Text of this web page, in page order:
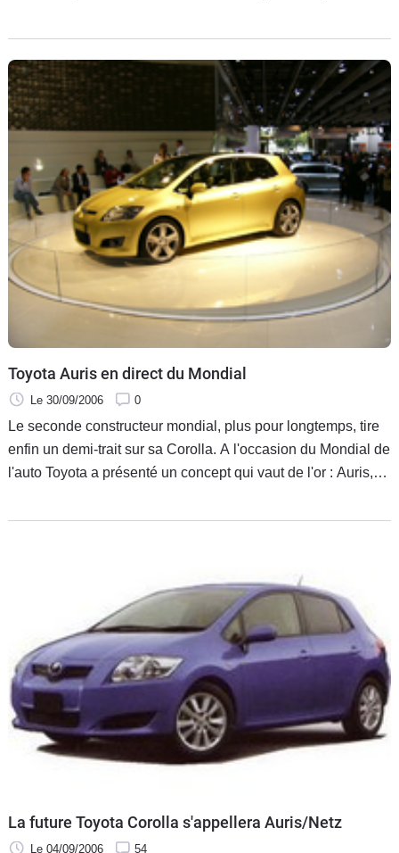
constructeur
Toyota Auris en direct du Mondial
Le 30/09/2006 0
Le seconde constructeur mondial, plus pour longtemps, tire
enfin un demi-trait sur sa Corolla. A l'occasion du Mondial de
l'auto Toyota a présenté un concept qui vaut de l'or : Auris,
La future Toyota Corolla s'appellera Auris/Netz
Le 04/09/2006 54